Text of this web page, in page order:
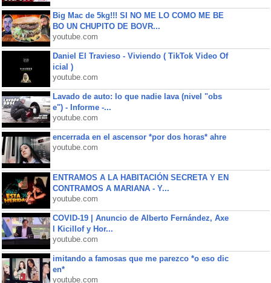
Big Mac de 5kg!!! SI NO ME LO COMO ME BE
BO UN CHUPITO DE BOVR...
youtube.com
Daniel El Travieso - Viviendo ( TikTok Video Of
icial )
youtube.com
Lavado de auto: lo que nadie lava (nivel "obs
e") - Informe -...
youtube.com
encerrada en el ascensor *por dos horas* ahre
youtube.com
ENTRAMOS A LA HABITACIÓN SECRETA Y EN
CONTRAMOS A MARIANA - Y...
youtube.com
COVID-19 | Anuncio de Alberto Fernández, Axe
l Kicillof y Hor...
youtube.com
imitando a famosas que me parezco *o eso dic
en*
youtube.com